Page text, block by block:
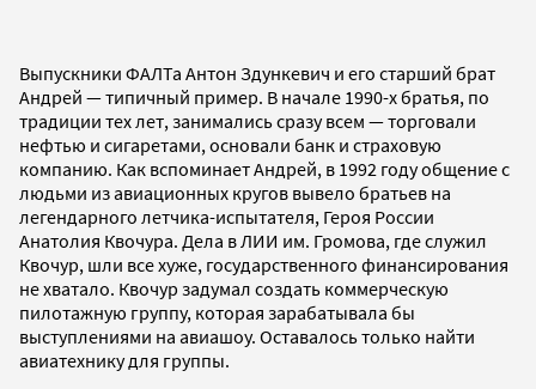
Выпускники ФАЛТа Антон Здункевич и его старший брат
Андрей — типичный пример. В начале 1990-х братья, по
традиции тех лет, занимались сразу всем — торговали
нефтью и сигаретами, основали банк и страховую
компанию. Как вспоминает Андрей, в 1992 году общение с
людьми из авиационных кругов вывело братьев на
легендарного летчика-испытателя, Героя России
Анатолия Квочура. Дела в ЛИИ им. Громова, где служил
Квочур, шли все хуже, государственного финансирования
не хватало. Квочур задумал создать коммерческую
пилотажную группу, которая зарабатывала бы
выступлениями на авиашоу. Оставалось только найти
авиатехнику для группы.